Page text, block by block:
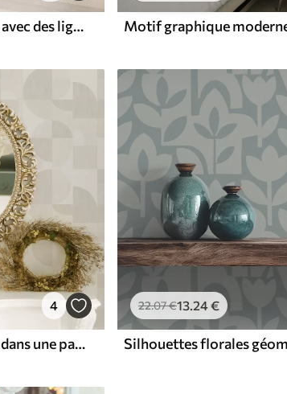
Texture abstraite beige avec des lignes douces de feuilles
4
Géométrie minimaliste dans une palette crème claire
22.07€13.24€